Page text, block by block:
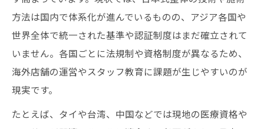
方法は国内で体系化が進んでいるものの、アジア各国や
世界全体で統一された基準や認証制度はまだ確立されて
いません。各国ごとに法規制や資格制度が異なるため、
海外店舗の運営やスタッフ教育に課題が生じやすいのが
現実です。
たとえば、タイや台湾、中国などでは現地の医療資格や